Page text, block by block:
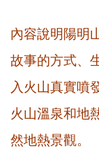
內容說明陽明
故事的方式、
入火山真實噴
火山溫泉和地
然地熱景觀。